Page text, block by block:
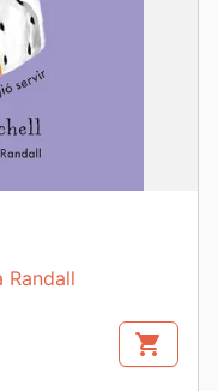
Randall
shopping_cart